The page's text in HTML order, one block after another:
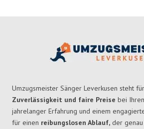
Umzugsmeister Sänger Leverkusen steht
Zuverlässigkeit und faire Preise bei
jahrelanger Erfahrung und einem
für einen reibungslosen Ablauf, der